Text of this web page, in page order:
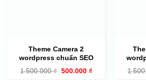
Theme Camera 2
wordpress chuẩn SEO
1.500.000₫ Giá
500.000 ₫Giá